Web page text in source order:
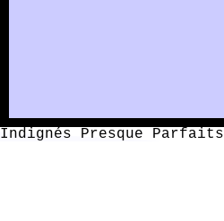
Indignés Presque Parfaits